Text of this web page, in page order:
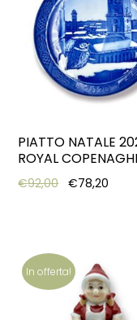
PIATTO NATALE
ROYAL
€92,00 Original
€78,20
In offerta!